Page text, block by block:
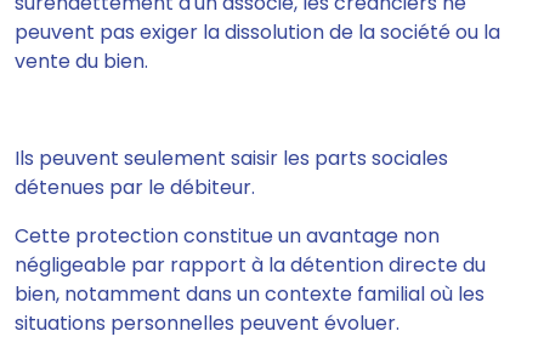
peuvent pas exiger la dissolution de la société ou la
vente du bien.
Ils peuvent seulement saisir les parts sociales
détenues par le débiteur.
Cette protection constitue un avantage non
négligeable par rapport à la détention directe du
bien, notamment dans un contexte familial où les
situations personnelles peuvent évoluer.